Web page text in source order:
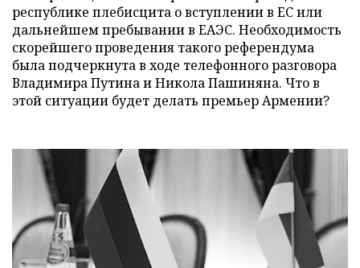
республике плебисцита о вступлении в ЕС или
дальнейшем пребывании в ЕАЭС. Необходимость
скорейшего проведения такого референдума
была подчеркнута в ходе телефонного разговора
Владимира Путина и Никола Пашиняна. Что в
этой ситуации будет делать премьер Армении?